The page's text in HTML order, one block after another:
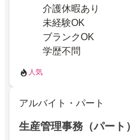
介護休暇あり
未経験OK
ブランクOK
学歴不問
人気
アルバイト・パート
生産管理事務（パート）